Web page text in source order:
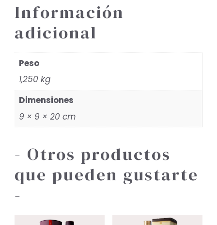
Información
adicional
Peso
1,250 kg
Dimensiones
9 × 9 × 20 cm
- Otros productos
que pueden gustarte
-